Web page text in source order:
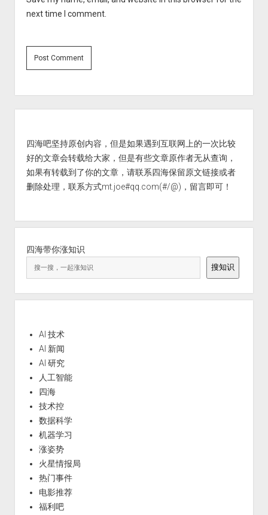
next time I comment.
四海吧坚持原创内容，但是如果遇到互联网上的一次比较
好的文章会转载给大家，但是有些文章原作者无从查询，
如果有转载到了你的文章，请联系四海保留原文链接或者
删除处理，联系方式mt.joe#qq.com(#/@)，留言即可！
四海带你涨知识
搜知识
AI 技术
AI 新闻
AI 研究
人工智能
四海
技术控
数据科学
机器学习
涨姿势
火星情报局
热门事件
电影推荐
福利吧